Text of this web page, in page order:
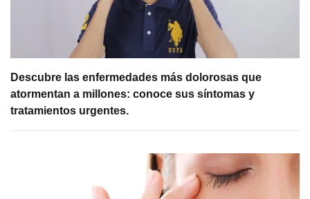
Descubre las enfermedades más dolorosas que
atormentan a millones: conoce sus síntomas y
tratamientos urgentes.